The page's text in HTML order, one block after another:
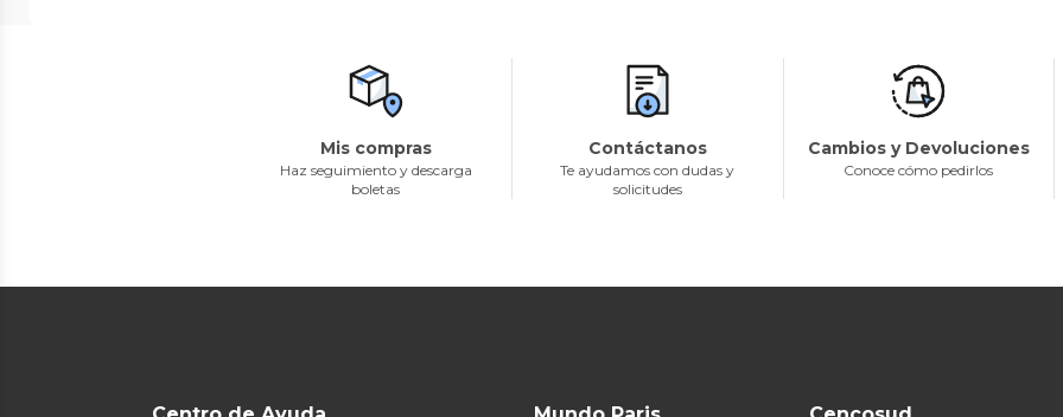
Mis compras
Haz seguimiento y descarga
boletas
Contáctanos
Te ayudamos con dudas y
solicitudes
Cambios y Devoluciones
Conoce cómo pedirlos